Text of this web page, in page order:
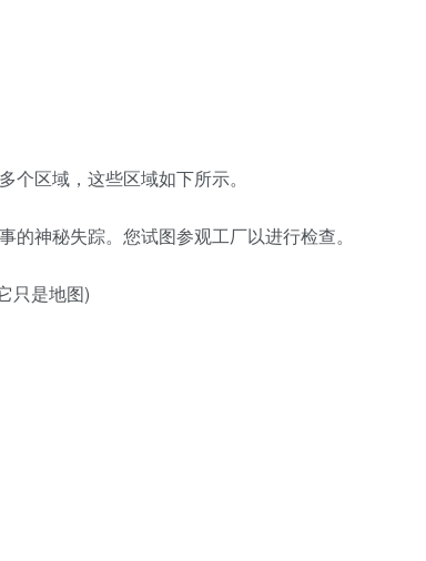
区域，这些区域如下所示。
神秘失踪。您试图参观工厂以进行检查。
只是地图)